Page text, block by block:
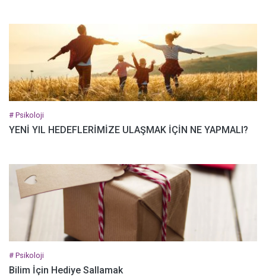
# Psikoloji
YENİ YIL HEDEFLERİMİZE ULAŞMAK İÇİN NE YAPMALI?
# Psikoloji
Bilim İçin Hediye Sallamak